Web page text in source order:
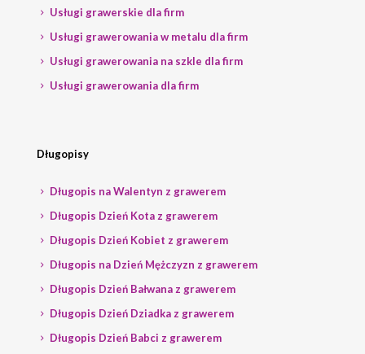
Usługi grawerskie dla firm
Usługi grawerowania w metalu dla firm
Usługi grawerowania na szkle dla firm
Usługi grawerowania dla firm
Długopisy
Długopis na Walentyn z grawerem
Długopis Dzień Kota z grawerem
Długopis Dzień Kobiet z grawerem
Długopis na Dzień Mężczyzn z grawerem
Długopis Dzień Bałwana z grawerem
Długopis Dzień Dziadka z grawerem
Długopis Dzień Babci z grawerem